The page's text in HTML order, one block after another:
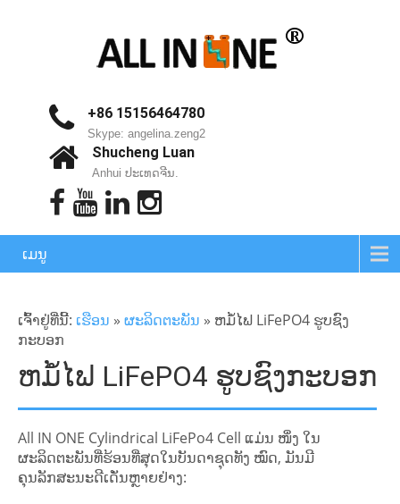
+86 15156464780
Skype: angelina.zeng2
Shucheng Luan
Anhui ປະເທດຈີນ.
ເມນູ
ເຈົ້າ​ຢູ່​ທີ່​ນີ້: ເຮືອນ » ຜະລິດຕະພັນ » ຫມໍ້ໄຟ LiFePO4 ຮູບຊົງ
ກະບອກ
ຫມໍ້ໄຟ LiFePO4 ຮູບຊົງກະບອກ
All IN ONE Cylindrical LiFePo4 Cell ແມ່ນ ໜຶ່ງ ໃນ
ຜະລິດຕະພັນທີ່ຮ້ອນທີ່ສຸດໃນບັນດາຊຸດທັງ ໝົດ, ມັນມີ
ຄຸນລັກສະນະດີເດັ່ນຫຼາຍຢ່າງ: